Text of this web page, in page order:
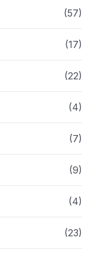
(57)
(17)
(22)
(4)
(7)
(9)
(4)
(23)